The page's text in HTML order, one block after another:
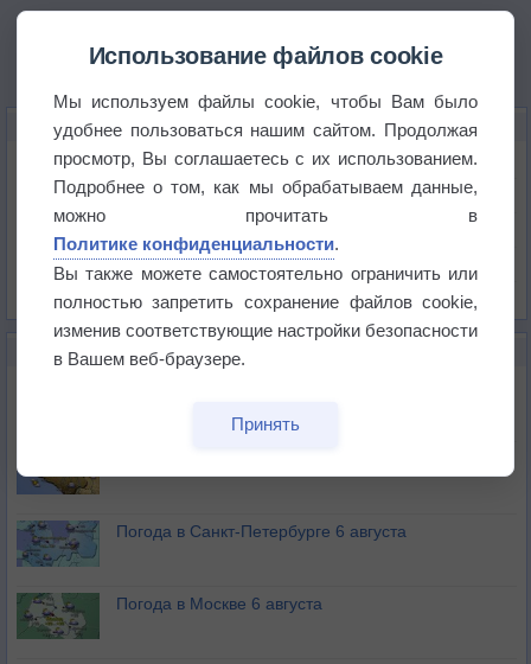
КАРТЫ ПОГОДЫ В РЖЕВЕ
Температура
Давление
Облачность
Список всех карт
НОВОЕ О ПОГОДЕ
Погода в Санкт-Петербурге 6 августа
Погода в Москве 6 августа
Использование файлов cookie
Мы используем файлы cookie, чтобы Вам было
удобнее пользоваться нашим сайтом. Продолжая
просмотр, Вы соглашаетесь с их использованием.
Подробнее о том, как мы обрабатываем данные,
можно прочитать в
Политике конфиденциальности.
Вы также можете самостоятельно ограничить или
полностью запретить сохранение файлов cookie,
изменив соответствующие настройки безопасности
в Вашем веб-браузере.
Принять